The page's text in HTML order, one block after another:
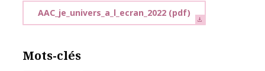
AAC_je_univers_a_l_ecran_2022 (pdf)
Mots-clés